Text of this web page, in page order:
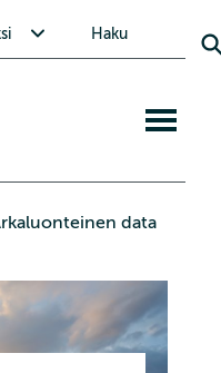
Haku
data